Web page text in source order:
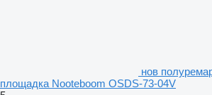
нов
площадка Nooteboom OSDS-73-04V